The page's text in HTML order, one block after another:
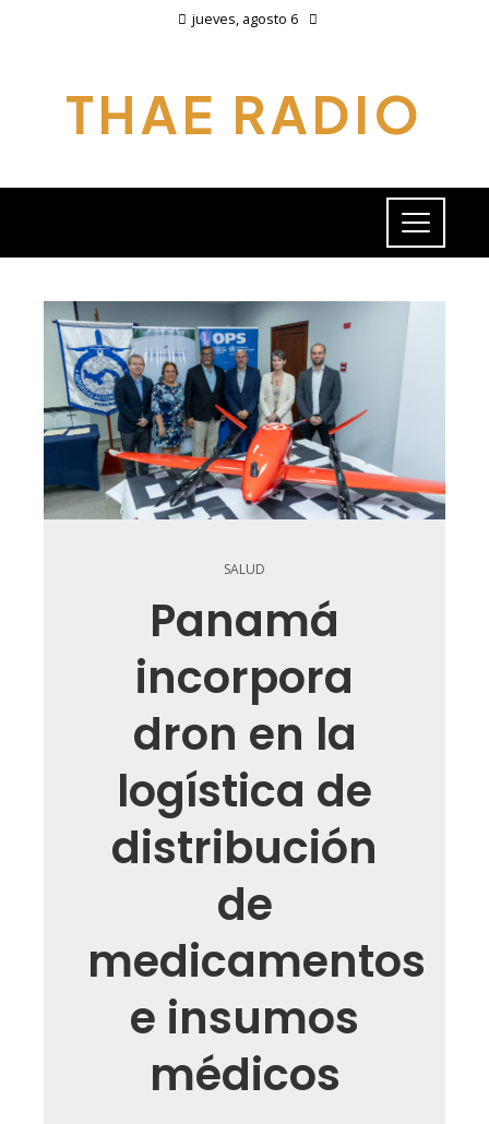
jueves, agosto 6
THAE RADIO
SALUD
Panamá
incorpora
dron en la
logística de
distribución
de
medicamentos
e insumos
médicos